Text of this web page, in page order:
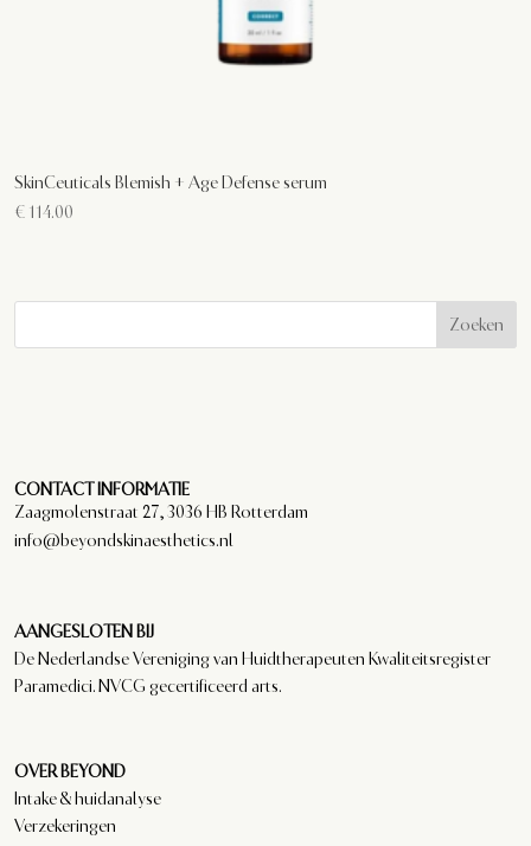
SkinCeuticals Blemish + Age Defense serum
€ 114.00
Zoeken
CONTACT INFORMATIE
Zaagmolenstraat 27, 3036 HB Rotterdam
info@beyondskinaesthetics.nl
AANGESLOTEN BIJ
De Nederlandse Vereniging van Huidtherapeuten Kwaliteitsregister
Paramedici. NVCG gecertificeerd arts.
OVER BEYOND
Intake & huidanalyse
Verzekeringen